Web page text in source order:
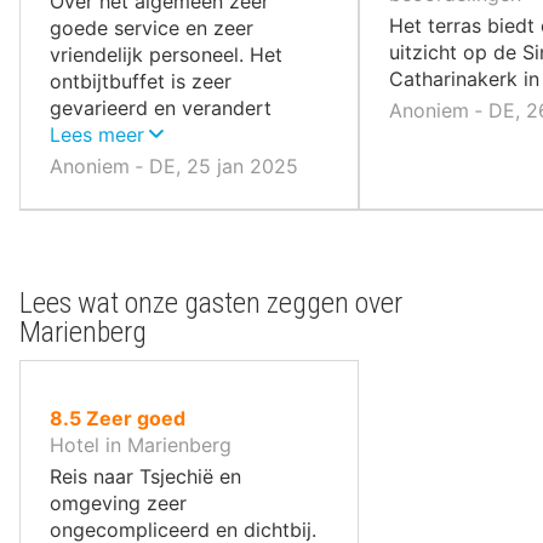
goede service en zeer
vriendelijk personeel. Het
ontbijtbuffet is zeer
gevarieerd en verandert
dagelijks.
Lees meer
Anoniem ‐ DE, 25 jan 2025
Het terras biedt
uitzicht op de
Catharinakerk
Anoniem ‐ DE,
Lees wat onze gasten zeggen over
Marienberg
8.5uit
10
,
Zeer goed
Hotel in Marienberg
Reis naar Tsjechië en
omgeving zeer
ongecompliceerd en dichtbij.